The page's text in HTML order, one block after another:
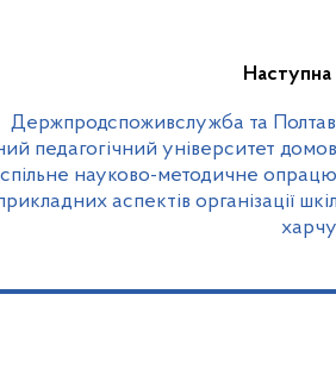
Наступна
Держпродспоживслужба та
педагогічний університет
науково-методичне
аспектів організації